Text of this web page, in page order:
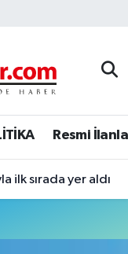
Resmi
ilk sırada yer aldı